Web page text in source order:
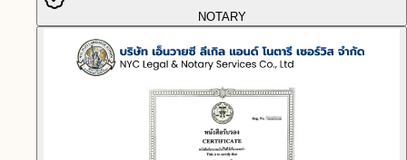
NOTARY